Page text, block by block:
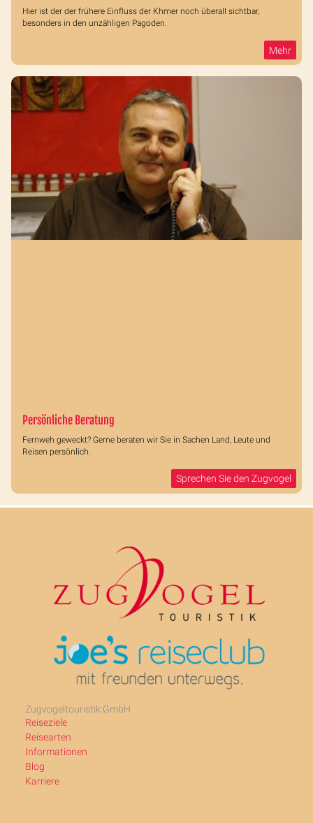
Hier ist der der frühere Einfluss der Khmer noch überall sichtbar,
besonders in den unzähligen Pagoden.
Mehr
Persönliche Beratung
Fernweh geweckt? Gerne beraten wir Sie in Sachen Land, Leute und
Reisen persönlich.
Sprechen Sie den Zugvogel
Zugvogeltouristik GmbH
Reiseziele
Reisearten
Informationen
Blog
Karriere